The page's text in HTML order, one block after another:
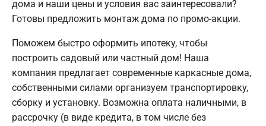
дома и наши цены и условия вас заинтересовали?
Готовы предложить монтаж дома по промо-акции.
Поможем быстро оформить ипотеку, чтобы
построить садовый или частный дом! Наша
компания предлагает современные каркасные дома,
собственными силами организуем транспортировку,
сборку и установку. Возможна оплата наличными, в
рассрочку (в виде кредита, в том числе без